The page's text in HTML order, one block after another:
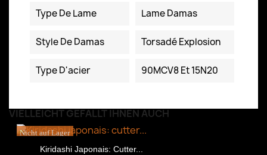
Type De Lame
Lame Damas
Style De Damas Torsadé Explosion
Type D'acier 90MCV8 Et 15N20
VIELLEICHT GEFÄLLT IHNEN AUCH
Kiridashi Japonais: Cutter...
Nicht auf Lager